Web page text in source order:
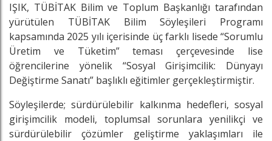
IŞIK, TÜBİTAK Bilim ve Toplum Başkanlığı tarafından
yürütülen TÜBİTAK Bilim Söyleşileri Programı
kapsamında 2025 yılı içerisinde üç farklı lisede “Sorumlu
Üretim ve Tüketim” teması çerçevesinde lise
öğrencilerine yönelik “Sosyal Girişimcilik: Dünyayı
Değiştirme Sanatı” başlıklı eğitimler gerçekleştirmiştir.
Söyleşilerde; sürdürülebilir kalkınma hedefleri, sosyal
girişimcilik modeli, toplumsal sorunlara yenilikçi ve
sürdürülebilir çözümler geliştirme yaklaşımları ile